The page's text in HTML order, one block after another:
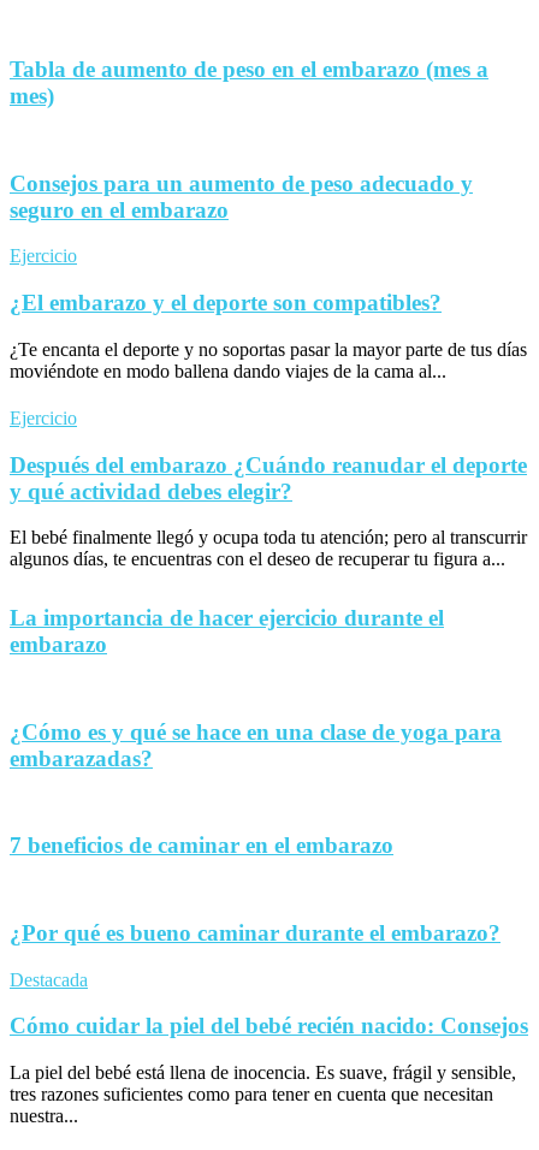
Tabla de aumento de peso en el embarazo (mes a
mes)
Consejos para un aumento de peso adecuado y
seguro en el embarazo
Ejercicio
¿El embarazo y el deporte son compatibles?
¿Te encanta el deporte y no soportas pasar la mayor parte de tus días
moviéndote en modo ballena dando viajes de la cama al...
Ejercicio
Después del embarazo ¿Cuándo reanudar el deporte
y qué actividad debes elegir?
El bebé finalmente llegó y ocupa toda tu atención; pero al transcurrir
algunos días, te encuentras con el deseo de recuperar tu figura a...
La importancia de hacer ejercicio durante el
embarazo
¿Cómo es y qué se hace en una clase de yoga para
embarazadas?
7 beneficios de caminar en el embarazo
¿Por qué es bueno caminar durante el embarazo?
Destacada
Cómo cuidar la piel del bebé recién nacido: Consejos
La piel del bebé está llena de inocencia. Es suave, frágil y sensible,
tres razones suficientes como para tener en cuenta que necesitan
nuestra...